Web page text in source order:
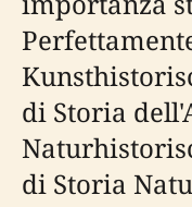
di Storia
di Storia